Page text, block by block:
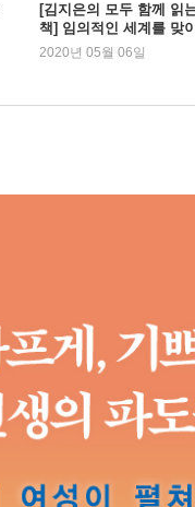
[김지은의 모두 함께 읽
책] 임의적인 세계를 맞
면서
2020년 05월 06일